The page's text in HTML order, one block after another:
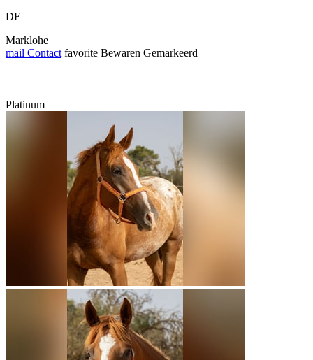
DE
Marklohe
mail Contact favorite Bewaren Gemarkeerd
Platinum